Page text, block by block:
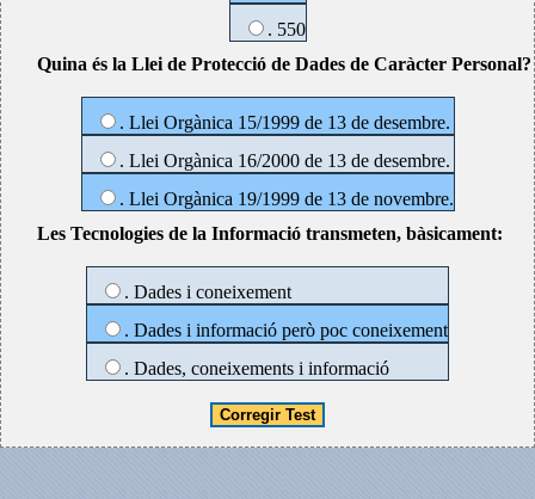
. 550
Quina és la Llei de Protecció de Dades de Caràcter Personal?
. Llei Orgànica 15/1999 de 13 de desembre.
. Llei Orgànica 16/2000 de 13 de desembre.
. Llei Orgànica 19/1999 de 13 de novembre.
Les Tecnologies de la Informació transmeten, bàsicament:
. Dades i coneixement
. Dades i informació però poc coneixement
. Dades, coneixements i informació